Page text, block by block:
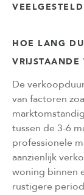
HOE LANG
De
van factoren
tussen de 3-6
professionele
aanzienlijk
woning binnen
rustigere